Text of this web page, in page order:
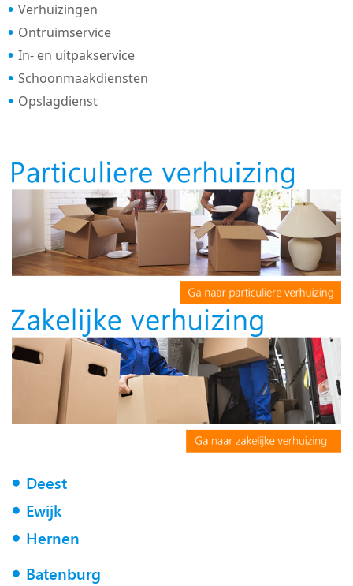
Verhuizingen
Ontruimservice
In- en uitpakservice
Schoonmaakdiensten
Opslagdienst
Deest
Ewijk
Hernen
Batenburg